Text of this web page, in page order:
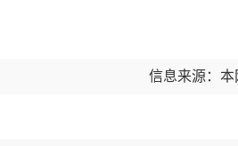
信息来源：本